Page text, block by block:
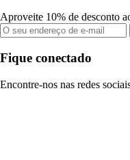
Aproveite 10% de desconto
Fique conectado
Encontre-nos nas redes